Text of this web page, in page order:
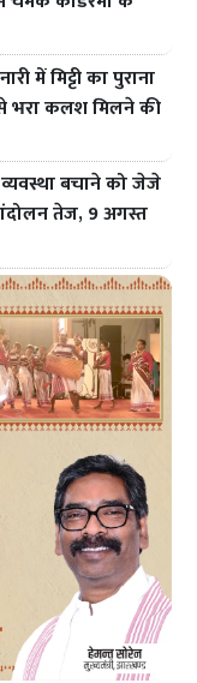
में मिट्टी का पुराना
भरा कलश मिलने की
बचाने को जेजे
तेज, 9 अगस्त